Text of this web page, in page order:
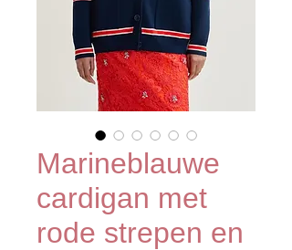
Marineblauwe
cardigan met
rode strepen en